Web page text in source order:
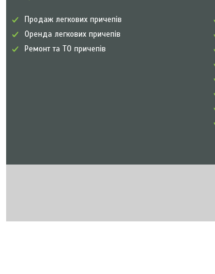
Продаж легкових причепів
Оренда легкових причепів
Ремонт та ТО причепів